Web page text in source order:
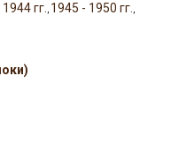
гг., 1945 - 1950 гг.,